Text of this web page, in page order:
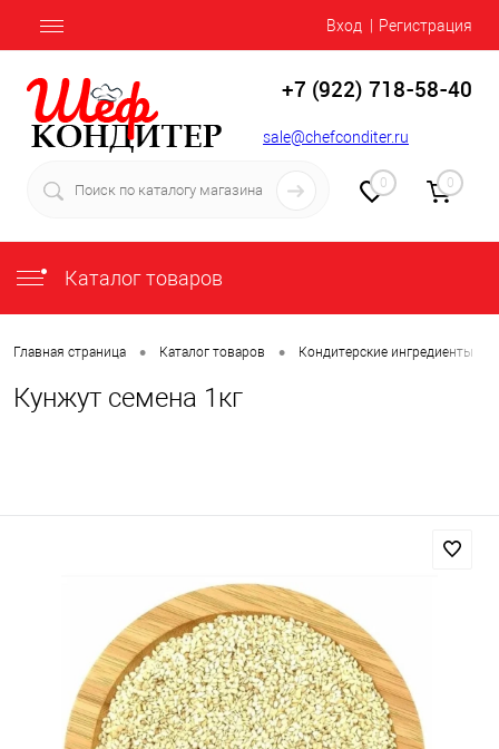
Вход Регистрация
+7 (922) 718-58-40
sale@chefconditer.ru
0 0
Каталог товаров
Главная страница • Каталог товаров • Кондитерские ингредиенты
Кунжут семена 1кг